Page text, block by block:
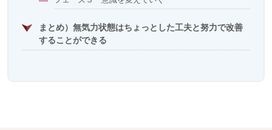
まとめ）無気力状態はちょっとした工夫と努力で改善
することができる